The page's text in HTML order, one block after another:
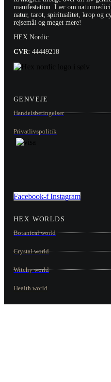
manifestation. Lær om
natur, tarot, spiritualitet, krop og
rejsemål og meget mere!
HEX Nordic
CVR: 44449218
GENVEJE
Handelsbetingelser
Privatlivspolitik
Facebook-f Instagram
HEX WORLDS
Botanical world
Crystal world
Witchy world
Health world